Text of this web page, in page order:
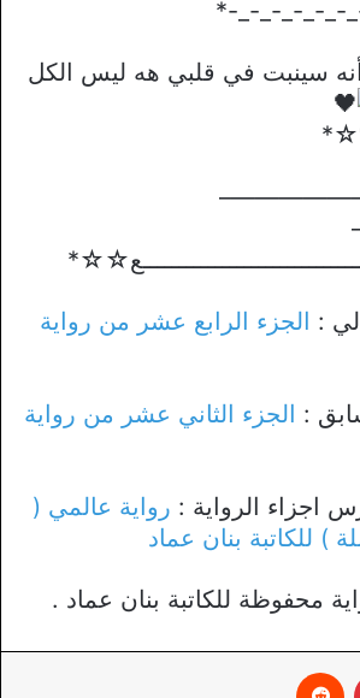
*_-_-_-_-_-
سينبت في قلبي هه ليس الكل
☆*
: الجزء الرابع عشر من رواية
: الجزء الثاني عشر من رواية
اجزاء الرواية : رواية عالمي (
) للكاتبة بنان عماد
محفوظة للكاتبة بنان عماد .